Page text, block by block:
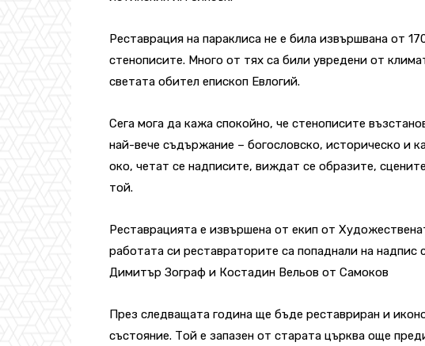
Реставрация на параклиса не е била извършвана от
стенописите. Много от тях са били увредени от
светата обител епископ Евлогий.
Сега мога да кажа спокойно, че стенописите
най-вече съдържание – богословско, историческо и
око, четат се надписите, виждат се образите,
той.
Реставрацията е извършена от екип от
работата си реставраторите са попаднали на надпис
Димитър Зограф и Костадин Вельов от Самоков
През следващата година ще бъде реставриран и
състояние. Той е запазен от старата църква още